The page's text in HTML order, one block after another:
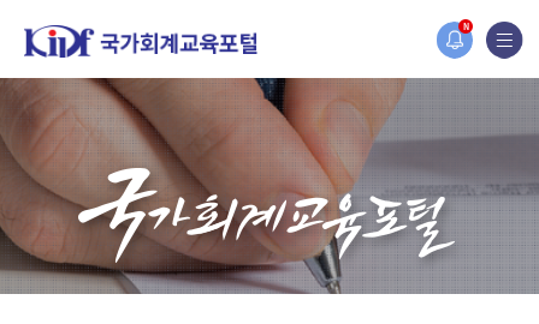
N
2019년도 국가회계 전문교육 사전수요조사 안내
[설문조사] 2019년도 국가회계 전문교육 사전수요조사 안내